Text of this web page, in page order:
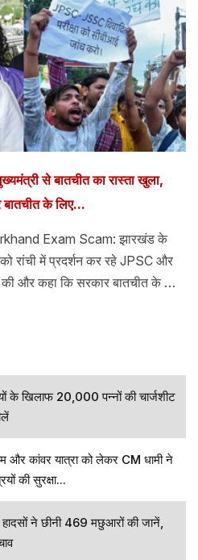
से बातचीत का रास्ता खुला,
के लिए...
Exam Scam: झारखंड के
रांची में प्रदर्शन कर रहे JPSC और
और कहा कि सरकार बातचीत के लिए
और उम्मीदवारों द्वारा जारी विरोध
के खिलाफ 20,000 पन्नों की चार्जशीट
कांवर यात्रा को लेकर CM धामी ने
की सुरक्षा...
ने छीनी 469 मछुआरों की जानें,